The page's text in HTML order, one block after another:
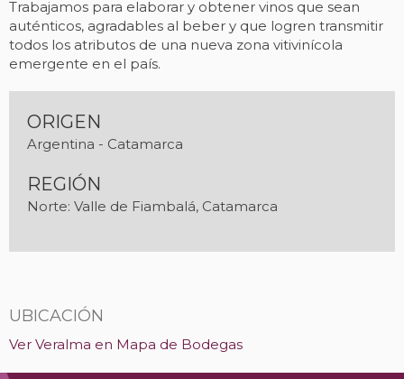
Trabajamos para elaborar y obtener vinos que sean
auténticos, agradables al beber y que logren transmitir
todos los atributos de una nueva zona vitivinícola
emergente en el país.
ORIGEN
Argentina - Catamarca
REGIÓN
Norte: Valle de Fiambalá, Catamarca
UBICACIÓN
Ver Veralma en Mapa de Bodegas